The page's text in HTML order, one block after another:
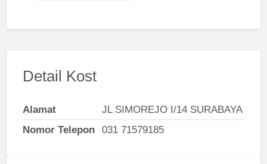
Detail Kost
Alamat
JL SIMOREJO I/14 SURABAYA
Nomor Telepon
031 71579185